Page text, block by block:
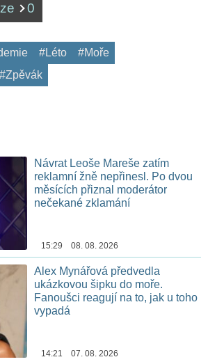
0
#Léto
#Moře
#Zpěvák
Návrat Leoše Mareše zatím
reklamní žně nepřinesl. Po dvou
měsících přiznal moderátor
nečekané zklamání
15:29 08. 08. 2026
Alex Mynářová předvedla
ukázkovou šipku do moře.
Fanoušci reagují na to, jak u toho
vypadá
14:21 07. 08. 2026